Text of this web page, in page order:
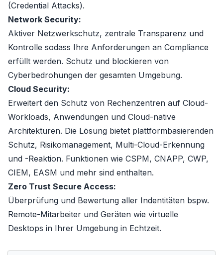
(Credential Attacks).
Network Security:
Aktiver Netzwerkschutz, zentrale Transparenz und
Kontrolle sodass Ihre Anforderungen an Compliance
erfüllt werden. Schutz und blockieren von
Cyberbedrohungen der gesamten Umgebung.
Cloud Security:
Erweitert den Schutz von Rechenzentren auf Cloud-
Workloads, Anwendungen und Cloud-native
Architekturen. Die Lösung bietet plattformbasierenden
Schutz, Risikomanagement, Multi-Cloud-Erkennung
und -Reaktion. Funktionen wie CSPM, CNAPP, CWP,
CIEM, EASM und mehr sind enthalten.
Zero Trust Secure Access:
Überprüfung und Bewertung aller Indentitäten bspw.
Remote-Mitarbeiter und Geräten wie virtuelle
Desktops in Ihrer Umgebung in Echtzeit.